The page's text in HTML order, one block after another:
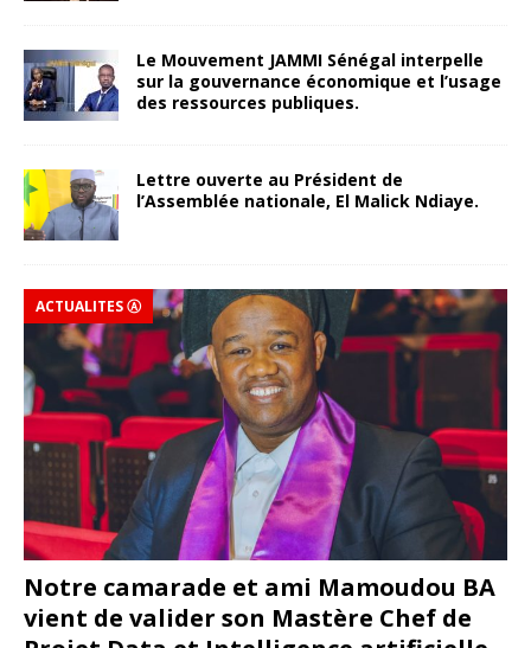
Le Mouvement JAMMI Sénégal interpelle
sur la gouvernance économique et l’usage
des ressources publiques.
Lettre ouverte au Président de
l’Assemblée nationale, El Malick Ndiaye.
ACTUALITES Ⓐ
Notre camarade et ami Mamoudou BA
vient de valider son Mastère Chef de